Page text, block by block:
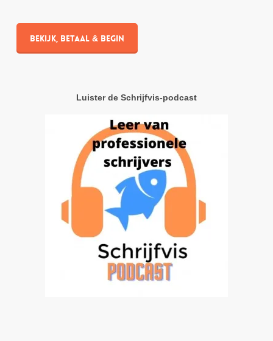
Bekijk, betaal & begin
Luister de Schrijfvis-podcast